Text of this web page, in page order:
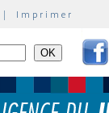
| Imprimer